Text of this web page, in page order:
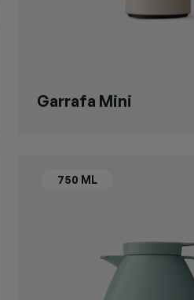
Garrafa Mini